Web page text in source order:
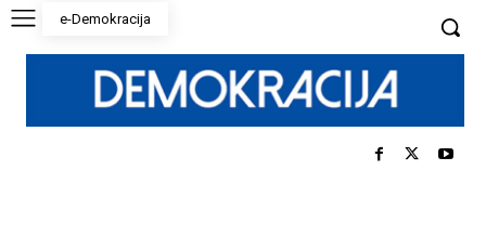
e-Demokracija